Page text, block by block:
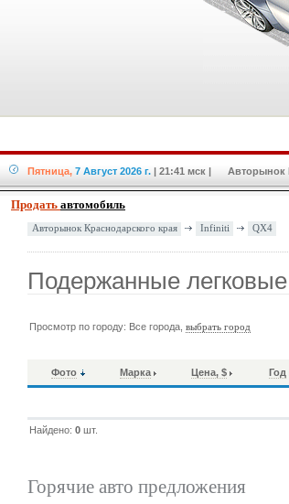
Пятница, 7 Август 2026 г. | 21:41 мск | Авторынок
Продать автомобиль
Авторынок Краснодарского края Infiniti QX4
Подержанные
Просмотр по городу: Все города,выбрать город
Фото Марка Цена, $ Год
Найдено:0 шт.
Горячие авто предложения